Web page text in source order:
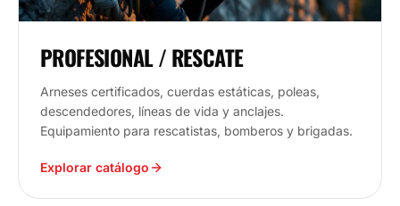
PROFESIONAL / RESCATE
Arneses certificados, cuerdas estáticas, poleas,
descendedores, líneas de vida y anclajes.
Equipamiento para rescatistas, bomberos y brigadas.
Explorar catálogo